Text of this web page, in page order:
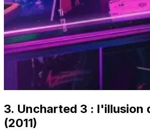
3. Uncharted 3 : l'illusion
(2011)